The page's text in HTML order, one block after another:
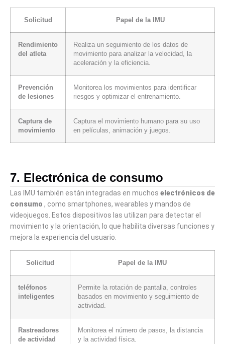
Solicitud Papel de la IMU
Rendimiento
del atleta
Realiza un seguimiento de los datos de
movimiento para analizar la velocidad, la
aceleración y la eficiencia.
Prevención
de lesiones
Monitorea los movimientos para identificar
riesgos y optimizar el entrenamiento.
Captura de
movimiento
Captura el movimiento humano para su uso
en películas, animación y juegos.
7. Electrónica de consumo
Las IMU también están integradas en muchos electrónicos de
consumo , como smartphones, wearables y mandos de
videojuegos. Estos dispositivos las utilizan para detectar el
movimiento y la orientación, lo que habilita diversas funciones y
mejora la experiencia del usuario.
Solicitud Papel de la IMU
teléfonos
inteligentes
Permite la rotación de pantalla, controles
basados ​​en movimiento y seguimiento de
actividad.
Rastreadores
de actividad
Monitorea el número de pasos, la distancia
y la actividad física.